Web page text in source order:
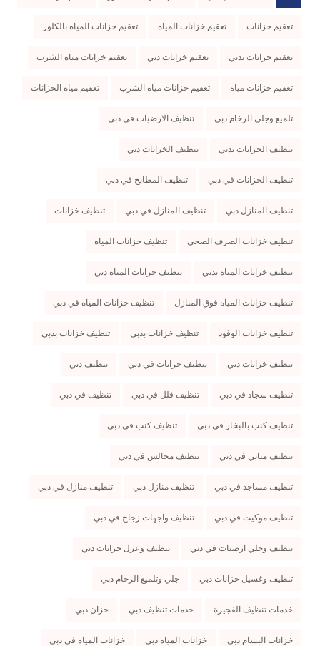
تعقيم خزانات تعقيم خزانات المياه تعقيم خزانات المياه بالكلور
تعقيم خزانات بدبي تعقيم خزانات دبي تعقيم خزانات مياة الشرب
تعقيم خزانات مياه تعقيم خزانات مياه الشرب تعقيم مياه الخزانات
تلميع وجلي الرخام دبي تنظيف الارضيات في دبي
تنظيف الخزانات بدبي تنظيف الخزانات دبي
تنظيف الخزانات في دبي تنظيف المطابخ في دبي
تنظيف المنازل دبي تنظيف المنازل في دبي تنظيف خزانات
تنظيف خزانات الصرف الصحي تنظيف خزانات المياه
تنظيف خزانات المياه بدبي تنظيف خزانات المياه دبي
تنظيف خزانات المياه فوق المنازل تنظيف خزانات المياه في دبي
تنظيف خزانات الوقود تنظيف خزانات بدبى تنظيف خزانات بدبي
تنظيف خزانات دبي تنظيف خزانات في دبي تنظيف دبي
تنظيف سجاد في دبي تنظيف فلل في دبي تنظيف في دبي
تنظيف كنب بالبخار في دبي تنظيف كنب في دبي
تنظيف مباني في دبي تنظيف مجالس في دبي
تنظيف مساجد في دبي تنظيف منازل دبي تنظيف منازل في دبي
تنظيف موكيت في دبي تنظيف واجهات زجاج في دبي
تنظيف وجلي ارضيات في دبي تنظيف وعزل خزانات دبي
تنظيف وغسيل خزانات دبي جلي وتلميع الرخام دبي
خدمات تنظيف الفجيرة خدمات تنظيف دبي خزان دبي
خزانات البسام دبي خزانات المياه دبي خزانات المياه في دبي